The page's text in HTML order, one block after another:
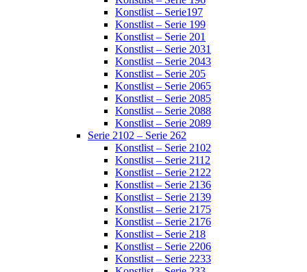
Konstlist – Serie197
Konstlist – Serie 199
Konstlist – Serie 201
Konstlist – Serie 2031
Konstlist – Serie 2043
Konstlist – Serie 205
Konstlist – Serie 2065
Konstlist – Serie 2085
Konstlist – Serie 2088
Konstlist – Serie 2089
Serie 2102 – Serie 262
Konstlist – Serie 2102
Konstlist – Serie 2112
Konstlist – Serie 2122
Konstlist – Serie 2136
Konstlist – Serie 2139
Konstlist – Serie 2175
Konstlist – Serie 2176
Konstlist – Serie 218
Konstlist – Serie 2206
Konstlist – Serie 2233